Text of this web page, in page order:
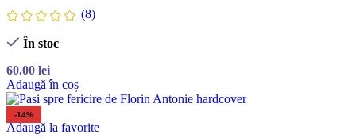
(8)
În stoc
60.00 lei
Adaugă în coș
-14%
Adaugă la favorite